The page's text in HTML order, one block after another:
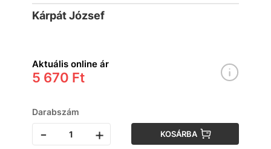
Kárpát József
Aktuális online ár
5 670 Ft
Darabszám
- + KOSÁRBA